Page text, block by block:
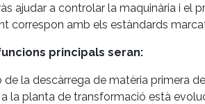
ajudar a controlar la maquinària i el
correspon amb els estàndards
principals seran:
de la descàrrega de matèria primera
la planta de transformació està